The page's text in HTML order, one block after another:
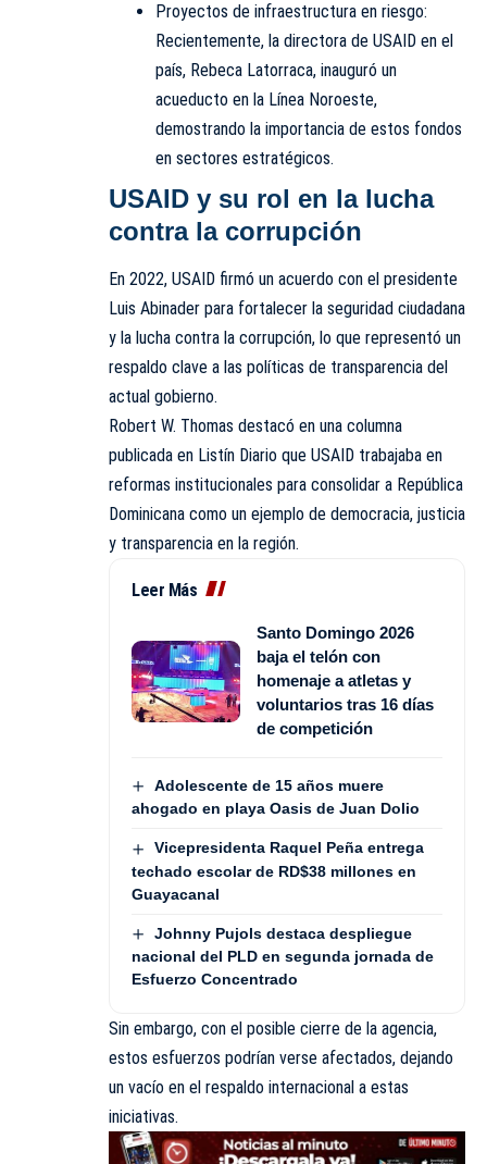
Proyectos de infraestructura en riesgo:
Recientemente, la directora de USAID en el
país, Rebeca Latorraca, inauguró un
acueducto en la Línea Noroeste,
demostrando la importancia de estos fondos
en sectores estratégicos.
USAID y su rol en la lucha
contra la corrupción
En 2022, USAID firmó un acuerdo con el presidente
Luis Abinader para fortalecer la seguridad ciudadana
y la lucha contra la corrupción, lo que representó un
respaldo clave a las políticas de transparencia del
actual gobierno.
Robert W. Thomas destacó en una columna
publicada en Listín Diario que USAID trabajaba en
reformas institucionales para consolidar a República
Dominicana como un ejemplo de democracia, justicia
y transparencia en la región.
Leer Más
Santo Domingo 2026
baja el telón con
homenaje a atletas y
voluntarios tras 16 días
de competición
Adolescente de 15 años muere
ahogado en playa Oasis de Juan Dolio
Vicepresidenta Raquel Peña entrega
techado escolar de RD$38 millones en
Guayacanal
Johnny Pujols destaca despliegue
nacional del PLD en segunda jornada de
Esfuerzo Concentrado
Sin embargo, con el posible cierre de la agencia,
estos esfuerzos podrían verse afectados, dejando
un vacío en el respaldo internacional a estas
iniciativas.